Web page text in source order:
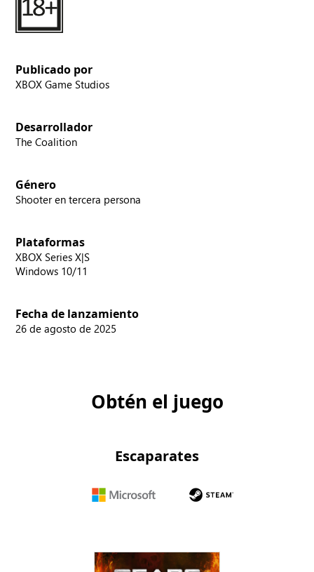
Publicado por
XBOX Game Studios
Desarrollador
The Coalition
Género
Shooter en tercera persona
Plataformas
XBOX Series X|S
Windows 10/11
Fecha de lanzamiento
26 de agosto de 2025
Obtén el juego
Escaparates